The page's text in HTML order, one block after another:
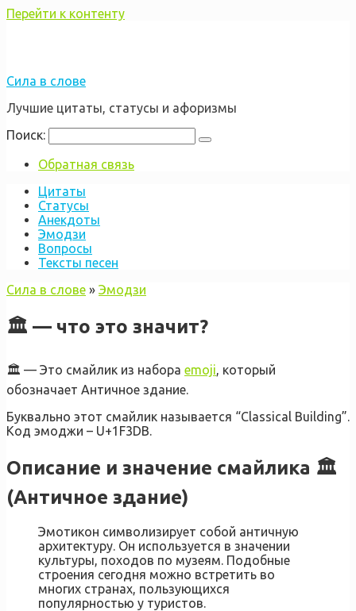
Перейти к контенту
Сила в слове
Лучшие цитаты, статусы и афоризмы
Поиск:
Обратная связь
Цитаты
Статусы
Анекдоты
Эмодзи
Вопросы
Тексты песен
Сила в слове » Эмодзи
🏛️ — что это значит?
🏛️ — Это смайлик из набора emoji, который
обозначает Античное здание.
Буквально этот смайлик называется “Classical Building”.
Код эмоджи – U+1F3DB.
Описание и значение смайлика 🏛️
(Античное здание)
Эмотикон символизирует собой античную
архитектуру. Он используется в значении
культуры, походов по музеям. Подобные
строения сегодня можно встретить во
многих странах, пользующихся
популярностью у туристов.